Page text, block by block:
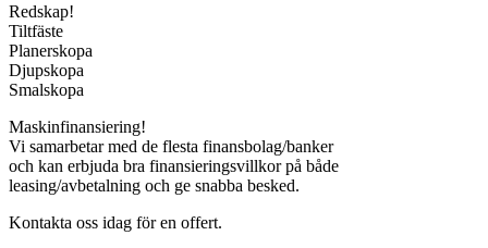
Redskap!
Tiltfäste
Planerskopa
Djupskopa
Smalskopa
Maskinfinansiering!
Vi samarbetar med de flesta finansbolag/banker
och kan erbjuda bra finansieringsvillkor på både
leasing/avbetalning och ge snabba besked.
Kontakta oss idag för en offert.